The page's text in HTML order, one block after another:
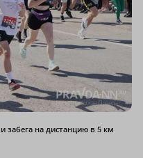
забега на дистанцию в 5 км